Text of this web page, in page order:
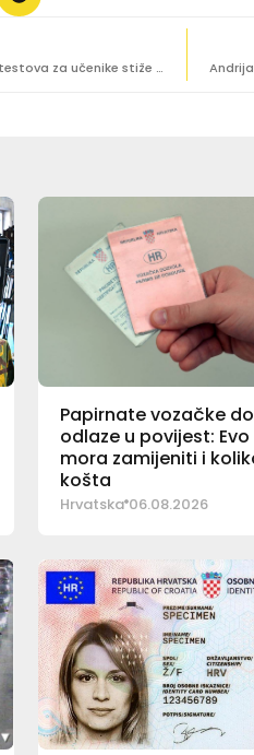
SAMOTESTIRANJE KOD KUĆE Milijun testova za učenike stiže do 9. veljače
Papirnate vozačke
odlaze u povijest:
mora zamijeniti i
košta
Hrvatska 06.08.2026